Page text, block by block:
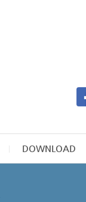
DOWNLOAD